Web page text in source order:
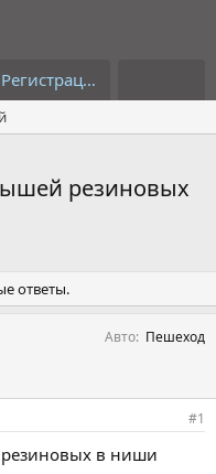
Регистрация
резиновых
ответы.
Авто Пешеход
#1
резиновых в ниши